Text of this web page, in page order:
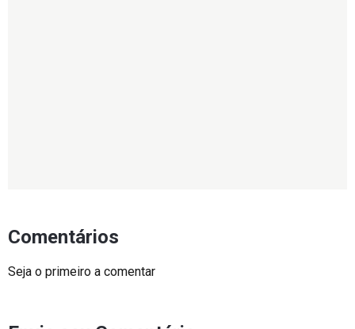
Comentários
Seja o primeiro a comentar